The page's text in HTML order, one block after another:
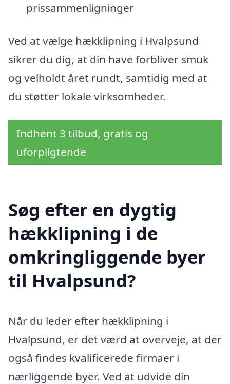
prissammenligninger
Ved at vælge hækklipning i Hvalpsund
sikrer du dig, at din have forbliver smuk
og velholdt året rundt, samtidig med at
du støtter lokale virksomheder.
Indhent 3 tilbud, gratis og
uforpligtende
Søg efter en dygtig
hækklipning i de
omkringliggende byer
til Hvalpsund?
Når du leder efter hækklipning i
Hvalpsund, er det værd at overveje, at der
også findes kvalificerede firmaer i
nærliggende byer. Ved at udvide din